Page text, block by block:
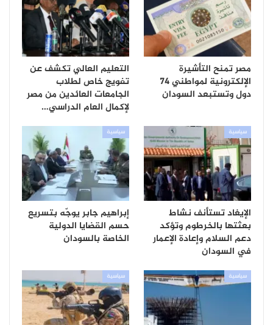
مصر تمنح التأشيرة
الإلكترونية لمواطني 74
دول وتستبعد السودان
التعليم العالي تكشف عن
تفويج خاص لطلاب
الجامعات العائدين من مصر
لإكمال العام الدراسي…
سياسية
الإيغاد تستأنف نشاط
بعثتها بالخرطوم وتؤكد
دعم السلام وإعادة الإعمار
في السودان
سياسية
إبراهيم جابر يوجّه بتسريع
حسم القضايا الدولية
الخاصة بالسودان
سياسية سياسية